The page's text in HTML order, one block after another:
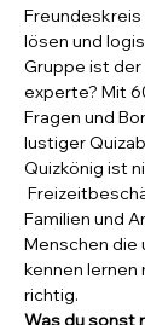
Freundeskreis
lösen und
Gruppe ist der
experte? Mit
Fragen und
lustiger
Quizkönig ist
Familien und
Menschen die
kennen lernen
richtig.
Was du sonst